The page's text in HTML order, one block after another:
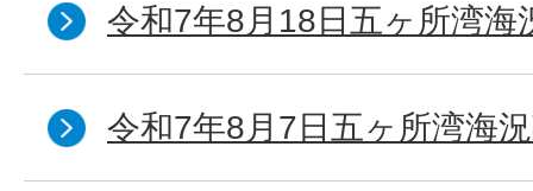
令和7年8月18日五ヶ所湾海
令和7年8月7日五ヶ所湾海